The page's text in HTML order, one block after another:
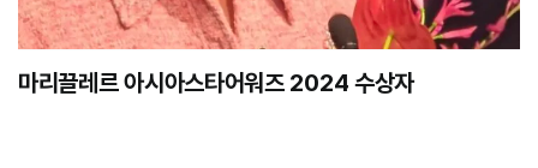
마리끌레르 아시아스타어워즈 2024 수상자